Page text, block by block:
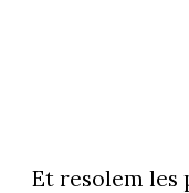
Et resolem les